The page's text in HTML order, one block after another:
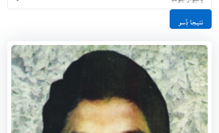
نتيجا ڏِسو